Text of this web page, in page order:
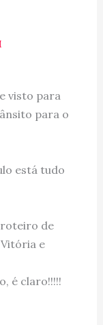
visto para
para o
está tudo
roteiro de
e
é claro!!!!!